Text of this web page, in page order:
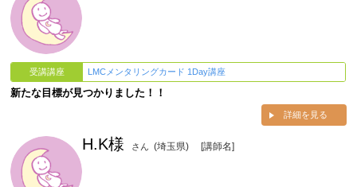
受講講座 LMCメンタリングカード 1Day講座
新たな目標が見つかりました！！
詳細を見る
H.K様 さん (埼玉県) [講師名]